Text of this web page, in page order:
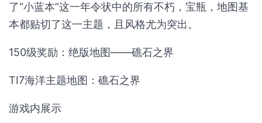
了“小蓝本”这一年令状中的所有不朽，宝瓶，地图基
本都贴切了这一主题，且风格尤为突出。
150级奖励：绝版地图——礁石之界
TI7海洋主题地图：礁石之界
游戏内展示